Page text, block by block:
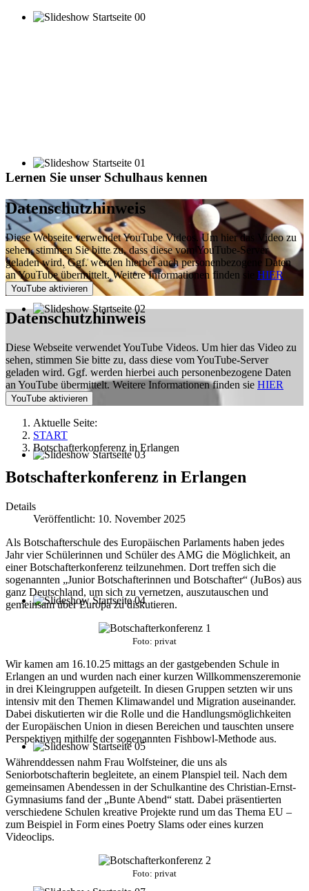
Lernen Sie unser Schulhaus kennen
Datenschutzhinweis
Diese Webseite verwendet YouTube Videos. Um hier das Video zu
sehen, stimmen Sie bitte zu, dass diese vom YouTube-Server
geladen wird. Ggf. werden hierbei auch personenbezogene Daten
an YouTube übermittelt. Weitere Informationen finden sie HIER
Datenschutzhinweis
Diese Webseite verwendet YouTube Videos. Um hier das Video zu
sehen, stimmen Sie bitte zu, dass diese vom YouTube-Server
geladen wird. Ggf. werden hierbei auch personenbezogene Daten
an YouTube übermittelt. Weitere Informationen finden sie HIER
Aktuelle Seite:
START
Botschafterkonferenz in Erlangen
Botschafterkonferenz in Erlangen
Details
Veröffentlicht: 10. November 2025
Als Botschafterschule des Europäischen Parlaments haben jedes
Jahr vier Schülerinnen und Schüler des AMG die Möglichkeit, an
einer Botschafterkonferenz teilzunehmen. Dort treffen sich die
sogenannten „Junior Botschafterinnen und Botschafter“ (JuBos) aus
ganz Deutschland, um sich zu vernetzen, auszutauschen und
gemeinsam über Europa zu diskutieren.
Foto: privat
Wir kamen am 16.10.25 mittags an der gastgebenden Schule in
Erlangen an und wurden nach einer kurzen Willkommenszeremonie
in drei Kleingruppen aufgeteilt. In diesen Gruppen setzten wir uns
intensiv mit den Themen Klimawandel und Migration auseinander.
Dabei diskutierten wir die Rolle und die Handlungsmöglichkeiten
der Europäischen Union in diesen Bereichen und tauschten unsere
Perspektiven mithilfe der sogenannten Fishbowl-Methode aus.
Währenddessen nahm Frau Wolfsteiner, die uns als
Seniorbotschafterin begleitete, an einem Planspiel teil. Nach dem
gemeinsamen Abendessen in der Schulkantine des Christian-Ernst-
Gymnasiums fand der „Bunte Abend“ statt. Dabei präsentierten
verschiedene Schulen kreative Projekte rund um das Thema EU –
zum Beispiel in Form eines Poetry Slams oder eines kurzen
Videoclips.
Foto: privat